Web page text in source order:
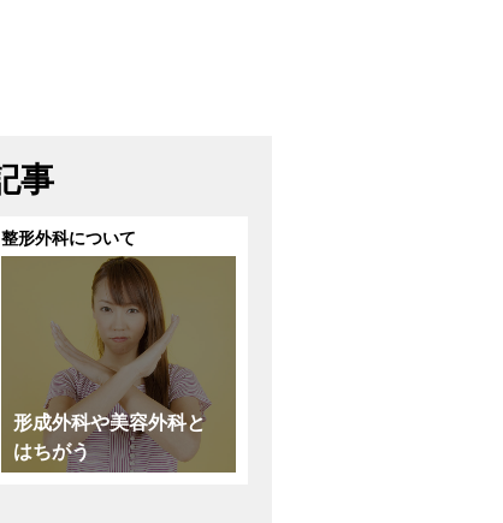
事
整形外科について
形成外科や美容外科と
はちがう